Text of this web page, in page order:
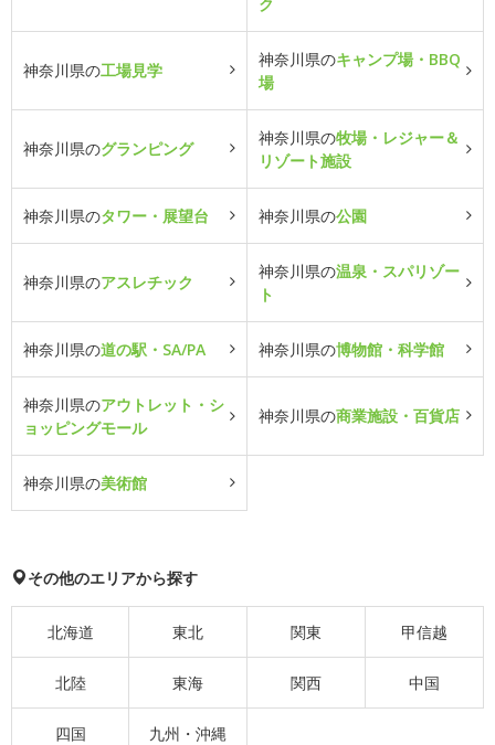
神奈川県の工場見学
神奈川県のキャンプ場・BBQ
場
神奈川県のグランピング
神奈川県の牧場・レジャー＆
リゾート施設
神奈川県のタワー・展望台 神奈川県の公園
神奈川県のアスレチック
神奈川県の温泉・スパリゾー
ト
神奈川県の道の駅・SA/PA 神奈川県の博物館・科学館
神奈川県のアウトレット・シ
ョッピングモール
神奈川県の商業施設・百貨店
神奈川県の美術館
その他のエリアから探す
北海道 東北 関東 甲信越
北陸 東海 関西 中国
四国 九州・沖縄